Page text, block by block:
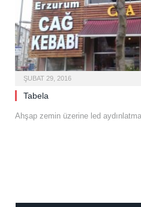
ŞUBAT 29, 2016
Tabela
Ahşap zemin üzerine led